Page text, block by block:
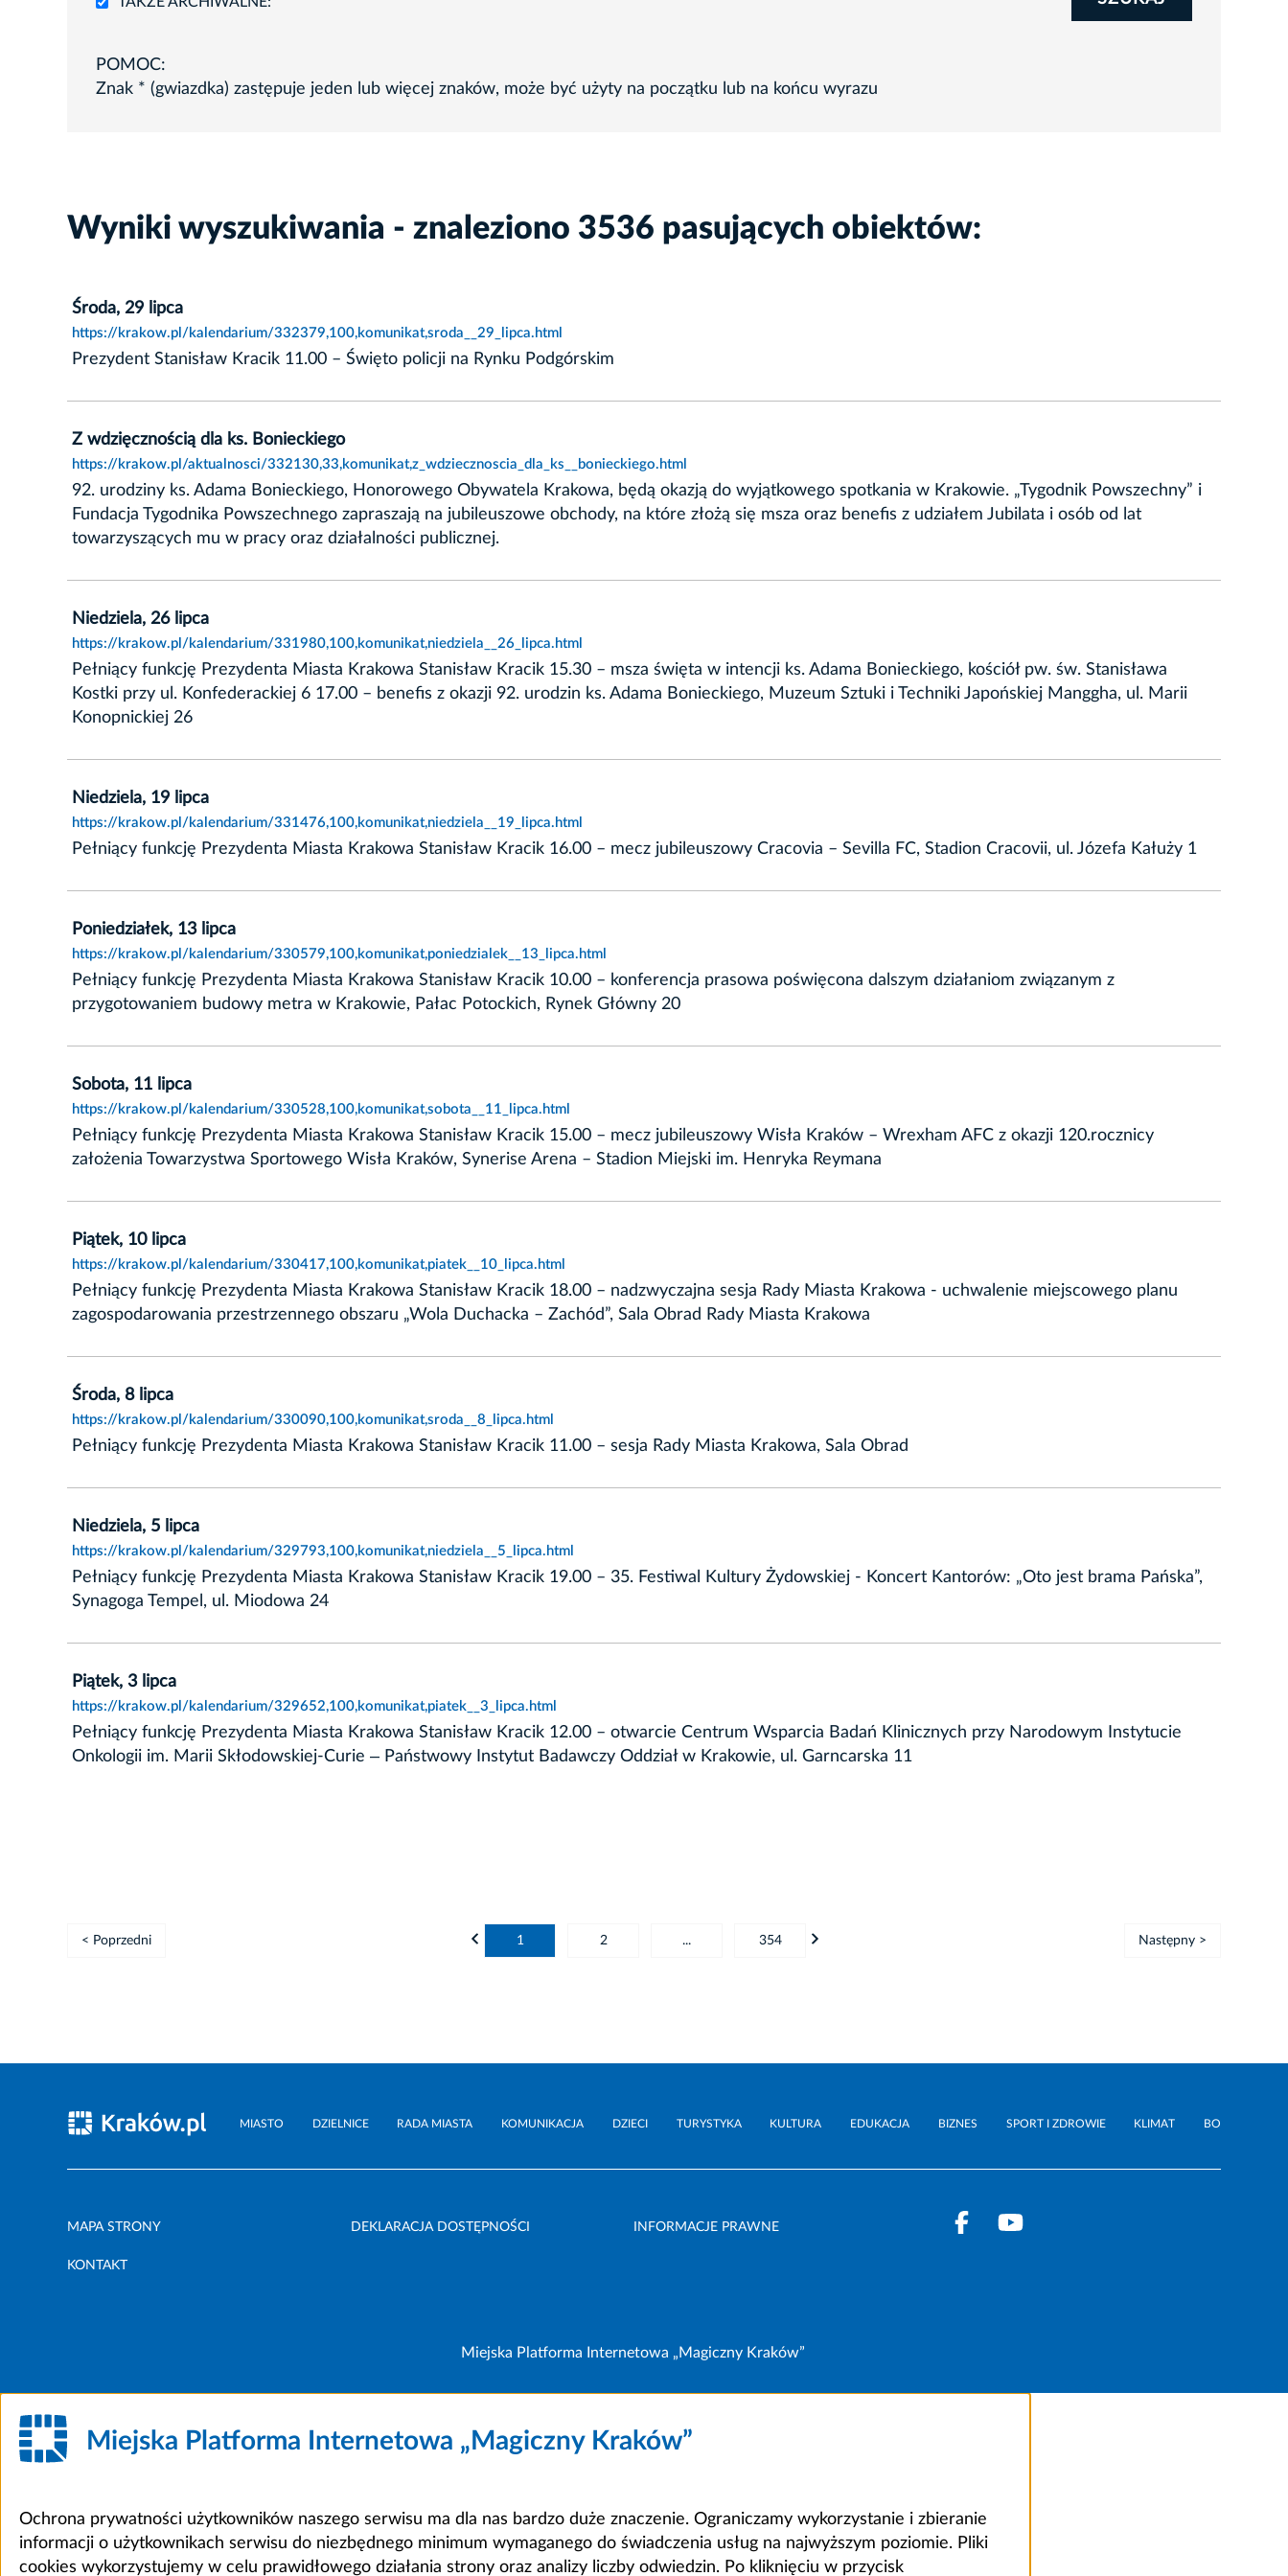
POMOC:
Znak * (gwiazdka) zastępuje jeden lub więcej znaków, może być użyty na początku lub na końcu wyrazu
Wyniki wyszukiwania - znaleziono 3536 pasujących obiektów:
Środa, 29 lipca
https://krakow.pl/kalendarium/332379,100,komunikat,sroda__29_lipca.html
Prezydent Stanisław Kracik 11.00 – Święto policji na Rynku Podgórskim
Z wdzięcznością dla ks. Bonieckiego
https://krakow.pl/aktualnosci/332130,33,komunikat,z_wdziecznoscia_dla_ks__bonieckiego.html
92. urodziny ks. Adama Bonieckiego, Honorowego Obywatela Krakowa, będą okazją do wyjątkowego spotkania w Krakowie. „Tygodnik Powszechny” i
Fundacja Tygodnika Powszechnego zapraszają na jubileuszowe obchody, na które złożą się msza oraz benefis z udziałem Jubilata i osób od lat
towarzyszących mu w pracy oraz działalności publicznej.
Niedziela, 26 lipca
https://krakow.pl/kalendarium/331980,100,komunikat,niedziela__26_lipca.html
Pełniący funkcję Prezydenta Miasta Krakowa Stanisław Kracik 15.30 – msza święta w intencji ks. Adama Bonieckiego, kościół pw. św. Stanisława
Kostki przy ul. Konfederackiej 6 17.00 – benefis z okazji 92. urodzin ks. Adama Bonieckiego, Muzeum Sztuki i Techniki Japońskiej Manggha, ul. Marii
Konopnickiej 26
Niedziela, 19 lipca
https://krakow.pl/kalendarium/331476,100,komunikat,niedziela__19_lipca.html
Pełniący funkcję Prezydenta Miasta Krakowa Stanisław Kracik 16.00 – mecz jubileuszowy Cracovia – Sevilla FC, Stadion Cracovii, ul. Józefa Kałuży 1
Poniedziałek, 13 lipca
https://krakow.pl/kalendarium/330579,100,komunikat,poniedzialek__13_lipca.html
Pełniący funkcję Prezydenta Miasta Krakowa Stanisław Kracik 10.00 – konferencja prasowa poświęcona dalszym działaniom związanym z
przygotowaniem budowy metra w Krakowie, Pałac Potockich, Rynek Główny 20
Sobota, 11 lipca
https://krakow.pl/kalendarium/330528,100,komunikat,sobota__11_lipca.html
Pełniący funkcję Prezydenta Miasta Krakowa Stanisław Kracik 15.00 – mecz jubileuszowy Wisła Kraków – Wrexham AFC z okazji 120.rocznicy
założenia Towarzystwa Sportowego Wisła Kraków, Synerise Arena – Stadion Miejski im. Henryka Reymana
Piątek, 10 lipca
https://krakow.pl/kalendarium/330417,100,komunikat,piatek__10_lipca.html
Pełniący funkcję Prezydenta Miasta Krakowa Stanisław Kracik 18.00 – nadzwyczajna sesja Rady Miasta Krakowa - uchwalenie miejscowego planu
zagospodarowania przestrzennego obszaru „Wola Duchacka – Zachód”, Sala Obrad Rady Miasta Krakowa
Środa, 8 lipca
https://krakow.pl/kalendarium/330090,100,komunikat,sroda__8_lipca.html
Pełniący funkcję Prezydenta Miasta Krakowa Stanisław Kracik 11.00 – sesja Rady Miasta Krakowa, Sala Obrad
Niedziela, 5 lipca
https://krakow.pl/kalendarium/329793,100,komunikat,niedziela__5_lipca.html
Pełniący funkcję Prezydenta Miasta Krakowa Stanisław Kracik 19.00 – 35. Festiwal Kultury Żydowskiej - Koncert Kantorów: „Oto jest brama Pańska”,
Synagoga Tempel, ul. Miodowa 24
Piątek, 3 lipca
https://krakow.pl/kalendarium/329652,100,komunikat,piatek__3_lipca.html
Pełniący funkcję Prezydenta Miasta Krakowa Stanisław Kracik 12.00 – otwarcie Centrum Wsparcia Badań Klinicznych przy Narodowym Instytucie
Onkologii im. Marii Skłodowskiej-Curie ‒ Państwowy Instytut Badawczy Oddział w Krakowie, ul. Garncarska 11
< Poprzedni 1 2 ... 354 Następny >
MIASTO DZIELNICE RADA MIASTA KOMUNIKACJA DZIECI TURYSTYKA KULTURA EDUKACJA BIZNES SPORT I ZDROWIE KLIMAT BO
MAPA STRONY DEKLARACJA DOSTĘPNOŚCI INFORMACJE PRAWNE
KONTAKT
Miejska Platforma Internetowa „Magiczny Kraków”
Miejska Platforma Internetowa „Magiczny Kraków”
Ochrona prywatności użytkowników naszego serwisu ma dla nas bardzo duże znaczenie. Ograniczamy wykorzystanie i zbieranie
informacji o użytkownikach serwisu do niezbędnego minimum wymaganego do świadczenia usług na najwyższym poziomie. Pliki
cookies wykorzystujemy w celu prawidłowego działania strony oraz analizy liczby odwiedzin. Po kliknięciu w przycisk